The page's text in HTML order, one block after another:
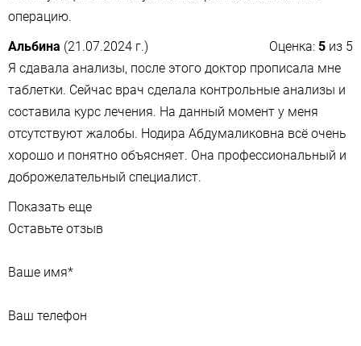
операцию.
Альбина (21.07.2024 г.) Оценка: 5 из 5
Я сдавала анализы, после этого доктор прописала мне
таблетки. Сейчас врач сделала контрольные анализы и
составила курс лечения. На данный момент у меня
отсутствуют жалобы. Нодира Абдумаликовна всё очень
хорошо и понятно объясняет. Она профессиональный и
доброжелательный специалист.
Показать еще
Оставьте отзыв
Ваше имя*
Ваш телефон